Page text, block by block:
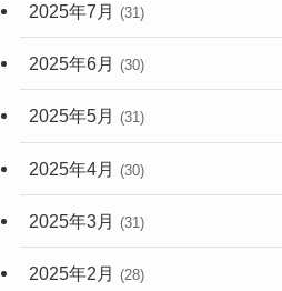
2025年7月 (31)
2025年6月 (30)
2025年5月 (31)
2025年4月 (30)
2025年3月 (31)
2025年2月 (28)